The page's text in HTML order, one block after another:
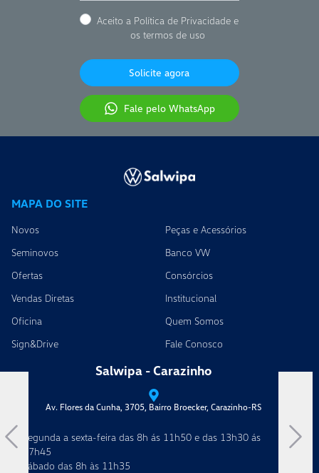
Aceito a Política de Privacidade e
os termos de uso
Solicite agora
Fale pelo WhatsApp
MAPA DO SITE
Novos
Seminovos
Ofertas
Vendas Diretas
Oficina
Sign&Drive
Peças e Acessórios
Banco VW
Consórcios
Institucional
Quem Somos
Fale Conosco
Salwipa - Carazinho
Av. Flores da Cunha, 3705, Bairro Broecker, Carazinho-RS
Segunda a sexta-feira das 8h ás 11h50 e das 13h30 ás
17h45
Sábado das 8h às 11h35